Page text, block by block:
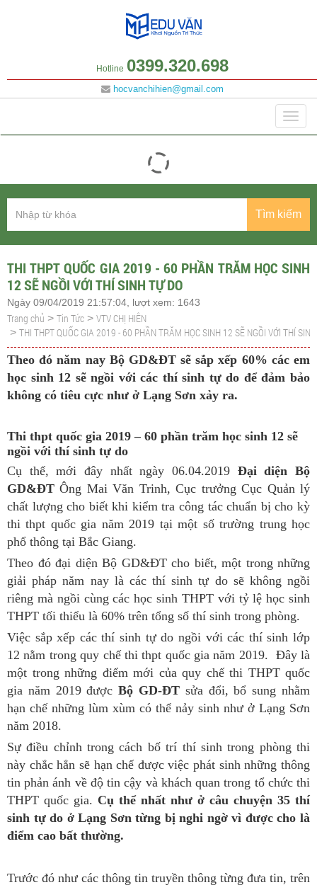
Hotline 0399.320.698
hocvanchihien@gmail.com
Tìm kiếm
THI THPT QUỐC GIA 2019 - 60 PHẦN TRĂM HỌC SINH
12 SẼ NGỒI VỚI THÍ SINH TỰ DO
Ngày 09/04/2019 21:57:04, lượt xem: 1643
Trang chủ > Tin Tức > VTV CHỊ HIÊN
> THI THPT QUỐC GIA 2019 - 60 PHẦN TRĂM HỌC SINH 12 SẼ NGỒI VỚI THÍ
Theo đó năm nay Bộ GD&ĐT sẽ sắp xếp 60% các em
học sinh 12 sẽ ngồi với các thí sinh tự do để đảm bảo
không có tiêu cực như ở Lạng Sơn xảy ra.
Thi thpt quốc gia 2019 – 60 phần trăm học sinh 12 sẽ
ngồi với thí sinh tự do
Cụ thể, mới đây nhất ngày 06.04.2019 Đại diện Bộ
GD&ĐT Ông Mai Văn Trinh, Cục trưởng Cục Quản lý
chất lượng cho biết khi kiểm tra công tác chuẩn bị cho kỳ
thi thpt quốc gia năm 2019 tại một số trường trung học
phổ thông tại Bắc Giang.
Theo đó đại diện Bộ GD&ĐT cho biết, một trong những
giải pháp năm nay là các thí sinh tự do sẽ không ngồi
riêng mà ngồi cùng các học sinh THPT với tỷ lệ học sinh
THPT tối thiểu là 60% trên tổng số thí sinh trong phòng.
Việc sắp xếp các thí sinh tự do ngồi với các thí sinh lớp
12 nằm trong quy chế thi thpt quốc gia năm 2019. Đây là
một trong những điểm mới của quy chế thi THPT quốc
gia năm 2019 đượcBộ GD-ĐT sửa đổi, bổ sung nhằm
hạn chế những lùm xùm có thể nảy sinh như ở Lạng Sơn
năm 2018.
Sự điều chỉnh trong cách bố trí thí sinh trong phòng thi
này chắc hẳn sẽ hạn chế được việc phát sinh những thông
tin phản ánh về độ tin cậy và khách quan trong tổ chức thi
THPT quốc gia. Cụ thể nhất như ở câu chuyện 35 thí
sinh tự do ở Lạng Sơn từng bị nghi ngờ vì được cho là
điểm cao bất thường.
Trước đó như các thông tin truyền thông từng đưa tin, trên